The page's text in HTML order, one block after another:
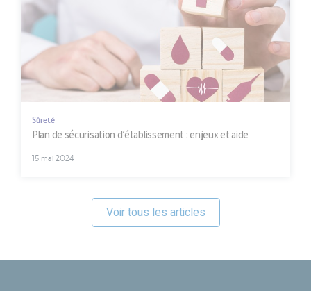
Sûreté
Plan de sécurisation d’établissement : enjeux et aide
15 mai 2024
Voir tous les articles